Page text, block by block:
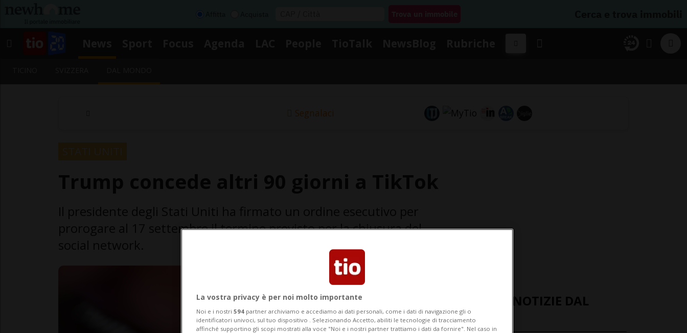
Segnalaci
prorogare al 17 settembre il termine previsto per la chiusura del
ULTIME NOTIZIE DAL
MONDO
La vostra privacy è per noi molto importante
Noi e i nostri 594 partner archiviamo e accediamo ai dati personali, come i dati di navigazione gli o
identificatori univoci, sul tuo dispositivo . Selezionando Accetto, abiliti le tecnologie di tracciamento
affinché supportino gli scopi mostrati alla voce "Noi e i nostri partner trattiamo i dati da fornire". Nel caso in